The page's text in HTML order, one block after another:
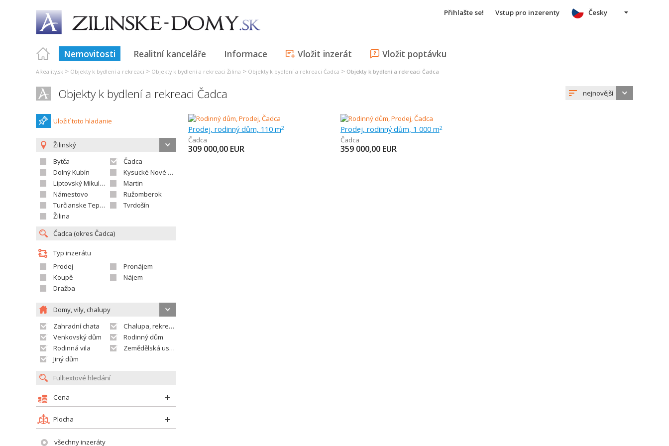
Přihlašte se! Vstup pro inzerenty
Nemovitosti Realitní kanceláře Informace Vložit inzerát Vložit poptávku
Česky
AReality.sk > Objekty k bydlení a rekreaci > Objekty k bydlení a rekreaci Žilina > Objekty k bydlení a rekreaci Čadca > Objekty k bydlení a rekreaci Čadca
Objekty k bydlení a rekreaci Čadca nejnovější
Uložiť toto hladanie
Žilinský
Bytča
Čadca
Dolný Kubín
Kysucké Nové Mesto
Liptovský Mikuláš
Martin
Námestovo
Ružomberok
Turčianske Teplice
Tvrdošín
Žilina
Typ inzerátu
Prodej
Pronájem
Koupě
Nájem
Dražba
Domy, vily, chalupy
Zahradní chata
Chalupa, rekreační domek
Venkovský dům
Rodinný dům
Rodinná vila
Zemědělská usedlost
Jiný dům
Cena
Plocha
všechny inzeráty
Prodej, rodinný dům, 110 m2
Čadca
309 000,00 EUR
Prodej, rodinný dům, 1 000 m2
Čadca
359 000,00 EUR